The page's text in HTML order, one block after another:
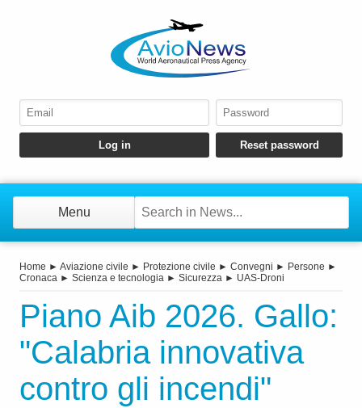
Menu
Home ► Aviazione civile ► Protezione civile ► Convegni ► Persone ►
Cronaca ► Scienza e tecnologia ► Sicurezza ► UAS-Droni
Piano Aib 2026. Gallo:
"Calabria innovativa
contro gli incendi"